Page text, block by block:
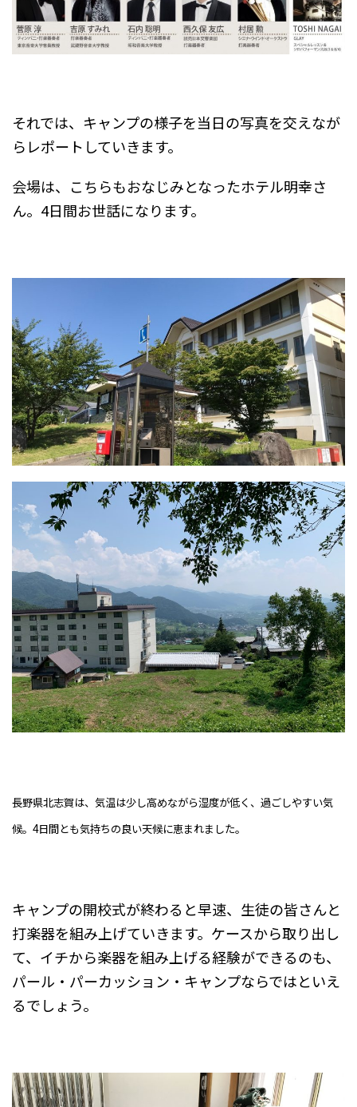
それでは、キャンプの様子を当日の写真を交えなが
らレポートしていきます。
会場は、こちらもおなじみとなったホテル明幸さ
ん。4日間お世話になります。
長野県北志賀は、気温は少し高めながら湿度が低く、過ごしやすい気
候。4日間とも気持ちの良い天候に恵まれました。
キャンプの開校式が終わると早速、生徒の皆さんと
打楽器を組み上げていきます。ケースから取り出し
て、イチから楽器を組み上げる経験ができるのも、
パール・パーカッション・キャンプならではといえ
るでしょう。